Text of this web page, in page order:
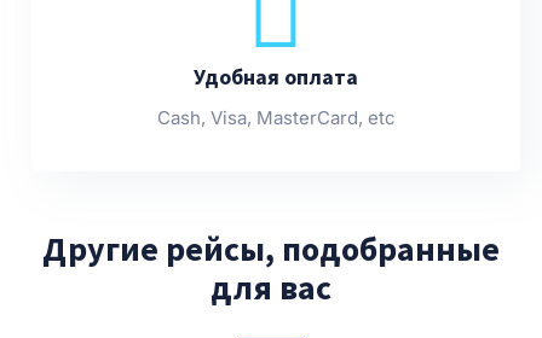
Удобная оплата
Cash, Visa, MasterCard, etc
Другие рейсы, подобранные
для вас